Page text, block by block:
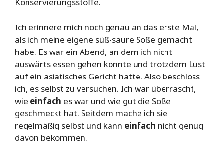
Konservierungsstoffe.
Ich erinnere mich noch genau an das erste Mal,
als ich meine eigene süß-saure Soße gemacht
habe. Es war ein Abend, an dem ich nicht
auswärts essen gehen konnte und trotzdem Lust
auf ein asiatisches Gericht hatte. Also beschloss
ich, es selbst zu versuchen. Ich war überrascht,
wie einfach es war und wie gut die Soße
geschmeckt hat. Seitdem mache ich sie
regelmäßig selbst und kann einfach nicht genug
davon bekommen.